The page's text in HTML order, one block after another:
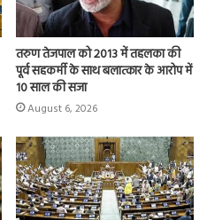
तरुण तेजपाल को 2013 में तहलका की
पूर्व सहकर्मी के साथ बलात्कार के आरोप में
10 साल की सजा
August 6, 2026